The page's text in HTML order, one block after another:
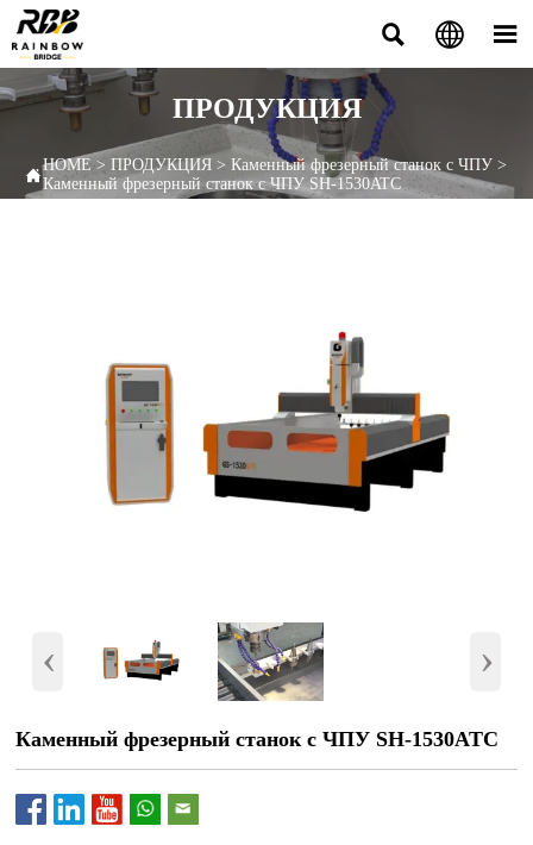
  
ПРОДУКЦИЯ
HOME> ПРОДУКЦИЯ > Каменный фрезерный станок с ЧПУ >
Каменный фрезерный станок с ЧПУ SH-1530ATC
‹ ›
Каменный фрезерный станок с ЧПУ SH-1530ATC